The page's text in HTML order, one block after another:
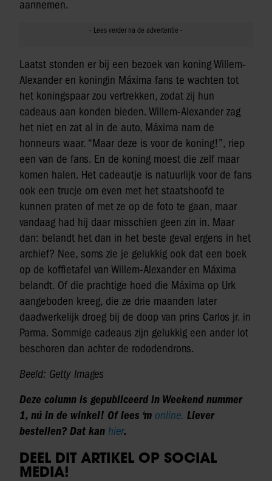
aannemen.
Laatst stonden er bij een bezoek van koning Willem-
Alexander en koningin Máxima fans te wachten tot
het koningspaar zou vertrekken, zodat zij hun
cadeaus aan konden bieden. Willem-Alexander zag
het niet en zat al in de auto, Máxima nam de
honneurs waar. “Maar deze is voor de koning!”, riep
een van de fans. En de koning moest die zelf maar
komen halen. Het cadeautje is natuurlijk voor de fans
ook een trucje om even met het staatshoofd te
kunnen praten of met ze op de foto te gaan, maar
vandaag had hij daar misschien geen zin in. Maar
dan: belandt het dan in het beste geval ergens in het
archief? Nee, soms zie je gelukkig ook dat een boek
op de koffietafel van Willem-Alexander en Máxima
belandt. Of die prachtige hoed die Máxima op Urk
aangeboden kreeg, die ze drie maanden later
daadwerkelijk droeg bij de doop van prins Carlos jr. in
Parma. Sommige cadeaus zijn gelukkig een ander lot
beschoren dan achter de rododendrons.
Beeld: Getty Images
Deze column is gepubliceerd in Weekend nummer
1, nú in de winkel! Of lees ‘m online. Liever
bestellen? Dat kan hier.
DEEL DIT ARTIKEL OP SOCIAL
MEDIA!